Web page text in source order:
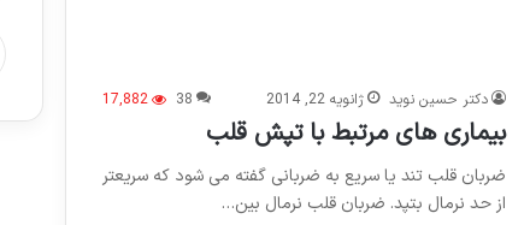
دکتر حسین نوید ژانویه 22, 2014 38
17,882
بیماری های مرتبط با تپش قلب
ضربان قلب تند یا سریع به ضربانی گفته می شود که سریعتر
از حد نرمال بتپد. ضربان قلب نرمال بین…